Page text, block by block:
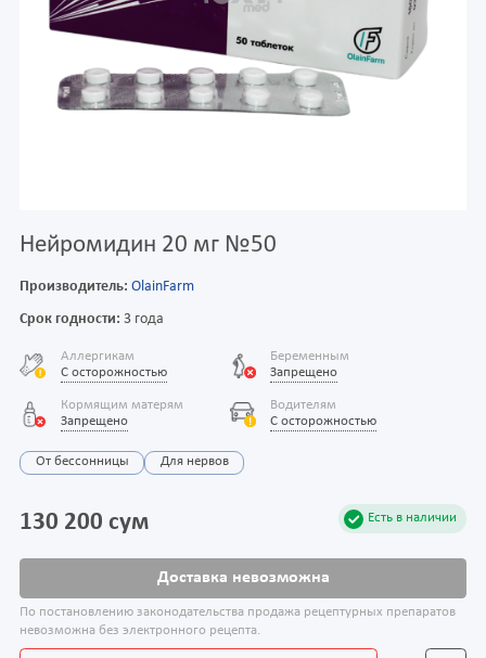
Нейромидин 20 мг №50
Производитель: OlainFarm
Срок годности: 3 года
Аллергикам
С осторожностью
Беременным
Запрещено
Кормящим матерям
Запрещено
Водителям
С осторожностью
От бессонницы Для нервов
Есть в наличии
130 200 сум
Доставка невозможна
По постановлению законодательства продажа рецептурных препаратов
невозможна без электронного рецепта.